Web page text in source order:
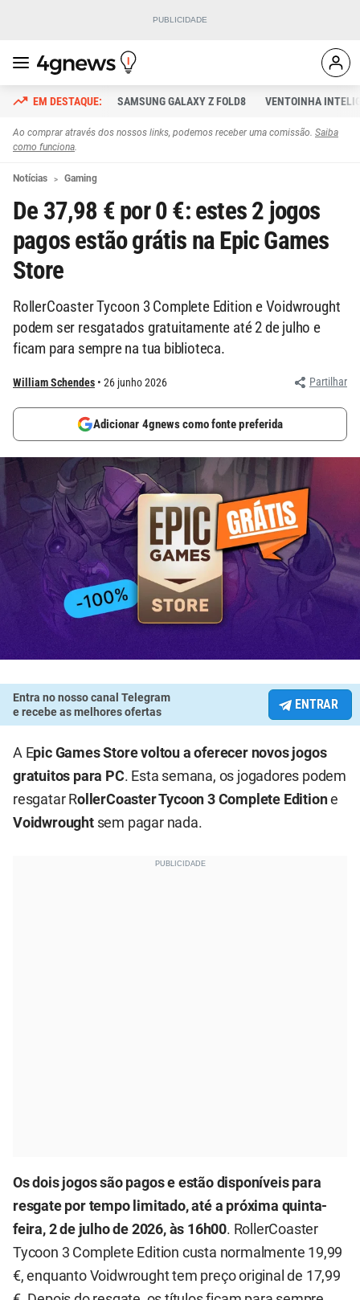
SAMSUNG GALAXY Z FOLD8 VENTOINHA
Ao comprar através dos nossos links, podemos receber uma comissão. Saiba
como funciona.
Notícias Gaming
De 37,98 € por 0 €: estes 2 jogos
pagos estão grátis na Epic Games
Store
RollerCoaster Tycoon 3 Complete Edition e Voidwrought
podem ser resgatados gratuitamente até 2 de julho e
ficam para sempre na tua biblioteca.
William Schendes 26 junho 2026 Partilhar
Adicionar 4gnews como fonte preferida
Entra no nosso canal Telegram
e recebe as melhores ofertas
ENTRAR
A EpicGames Store voltou a oferecer novos jogos
gratuitos para PC. Esta semana, os jogadores podem
resgatar RollerCoasterTycoon 3 Complete Editione
Voidwrought sem pagar nada.
Os dois jogos são pagos e estão disponíveis para
resgate por tempo limitado, até a próxima quinta-
feira, 2 de julho de 2026, às 16h00. RollerCoaster
Tycoon 3 Complete Edition custa normalmente 19,99
€, enquanto Voidwrought tem preço original de 17,99